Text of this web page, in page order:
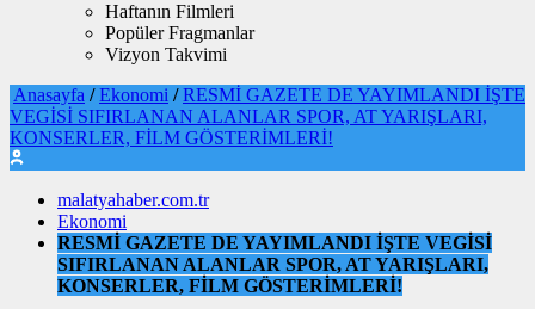
Haftanın Filmleri
Popüler Fragmanlar
Vizyon Takvimi
Anasayfa / Ekonomi / RESMİ GAZETE DE YAYIMLANDI İŞTE
VEGİSİ SIFIRLANAN ALANLAR SPOR, AT YARIŞLARI,
KONSERLER, FİLM GÖSTERİMLERİ!
malatyahaber.com.tr
Ekonomi
RESMİ GAZETE DE YAYIMLANDI İŞTE VEGİSİ
SIFIRLANAN ALANLAR SPOR, AT YARIŞLARI,
KONSERLER, FİLM GÖSTERİMLERİ!